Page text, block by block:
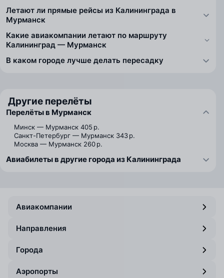
Летают ли прямые рейсы из Калининграда в
Мурманск
Какие авиакомпании летают по маршруту
Калининград — Мурманск
В каком городе лучше делать пересадку
Другие перелёты
Перелёты в Мурманск
Минск — Мурманск 405 р.
Санкт-Петербург — Мурманск 343 р.
Москва — Мурманск 260 р.
Авиабилеты в другие города из Калининграда
Авиакомпании
Направления
Города
Аэропорты